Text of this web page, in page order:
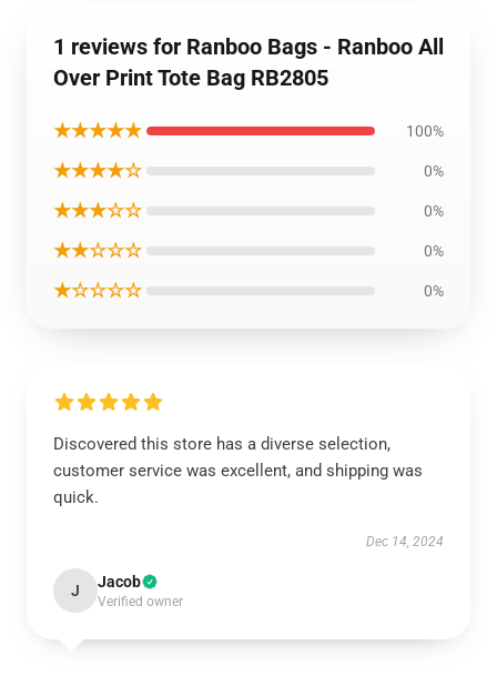
1 reviews for Ranboo Bags - Ranboo All
Over Print Tote Bag RB2805
★★★★★ 100%
★★★★☆ 0%
★★★☆☆ 0%
★★☆☆☆ 0%
★☆☆☆☆ 0%
Discovered this store has a diverse selection,
customer service was excellent, and shipping was
quick.
Dec 14, 2024
J Jacob
Verified owner